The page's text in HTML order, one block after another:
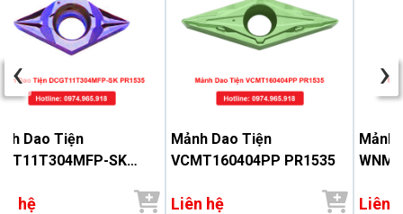
Dao Tiện
SK
hệ
Mảnh Dao Tiện
VCMT160404PP PR1535
Liên hệ
Mảnh
Liên
‹ ›